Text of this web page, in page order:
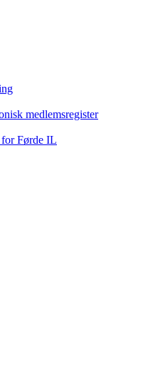
medlemsregister
Førde IL